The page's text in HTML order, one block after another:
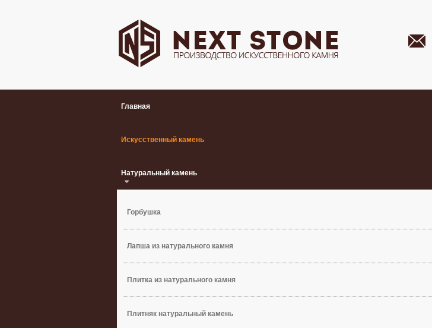
Главная
Искусственный камень
Натуральный камень
Горбушка
Лапша из натурального камня
Плитка из натурального камня
Плитняк натуральный камень